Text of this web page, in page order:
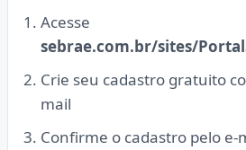
Acesse
sebrae.com.br/sites/
Crie seu cadastro gratuito
mail
Confirme o cadastro pelo e-